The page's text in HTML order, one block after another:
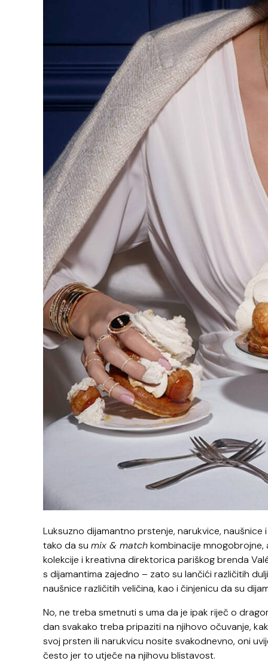
Luksuzno dijamantno prstenje, narukvice,
tako da su mix & matchkombinacije
kolekcije i kreativna direktorica pariškog brenda
s dijamantima zajedno – zato su lančići različitih
naušnice različitih veličina, kao i činjenicu da su
No, ne treba smetnuti s uma da je ipak riječ o
dan svakako treba pripaziti na njihovo očuvanje,
svoj prsten ili narukvicu nosite svakodnevno, oni
često jer to utječe na njihovu blistavost.